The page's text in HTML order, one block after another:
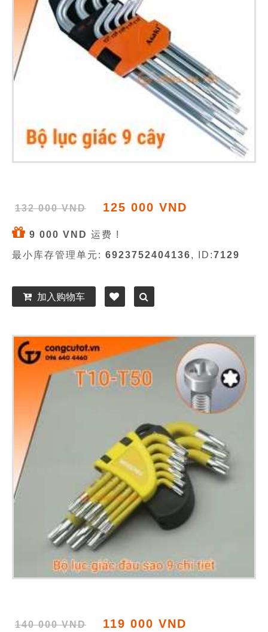
132 000 VND 125 000 VND
9 000 VND 运费 !
最小库存管理单元: 6923752404136, ID:7129
加入购物车
140 000 VND 119 000 VND